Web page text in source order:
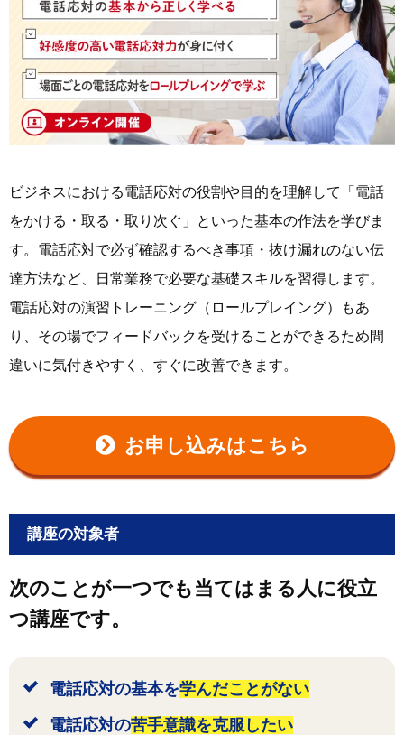
ビジネスにおける電話応対の役割や目的を理解して「電話
をかける・取る・取り次ぐ」といった基本の作法を学びま
す。電話応対で必ず確認するべき事項・抜け漏れのない伝
達方法など、日常業務で必要な基礎スキルを習得します。
電話応対の演習トレーニング（ロールプレイング）もあ
り、その場でフィードバックを受けることができるため間
違いに気付きやすく、すぐに改善できます。
お申し込みはこちら
講座の対象者
次のことが一つでも当てはまる人に役立
つ講座です。
電話応対の基本を学んだことがない
電話応対の苦手意識を克服したい